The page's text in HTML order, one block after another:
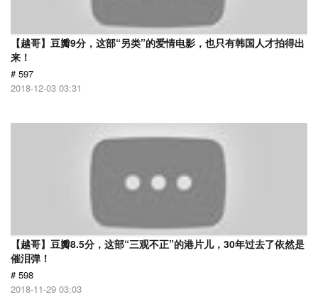
【越哥】豆瓣9分，这部“另类”的爱情电影，也只有韩国人才拍得出
来！
# 597
2018-12-03 03:31
【越哥】豆瓣8.5分，这部“三观不正”的港片儿，30年过去了依然是
催泪弹！
# 598
2018-11-29 03:03